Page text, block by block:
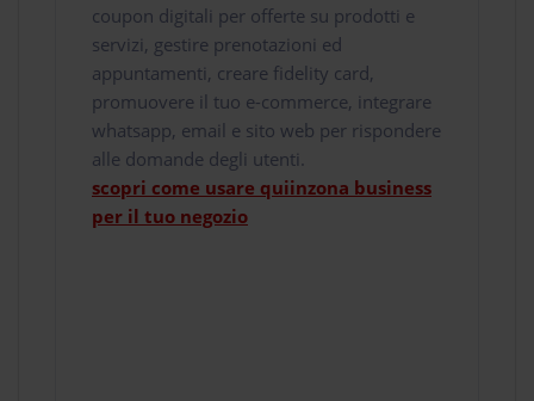
coupon digitali per offerte su prodotti e
servizi, gestire prenotazioni ed
appuntamenti, creare fidelity card,
promuovere il tuo e-commerce, integrare
whatsapp, email e sito web per rispondere
alle domande degli utenti.
scopri come usare quiinzona business
per il tuo negozio